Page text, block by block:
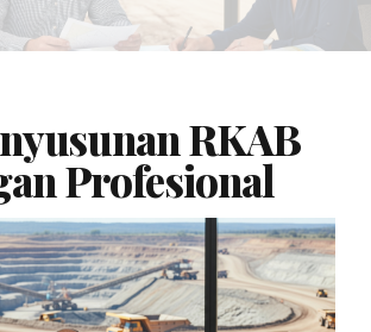
RKAB
Profesional